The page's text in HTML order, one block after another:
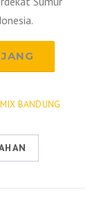
BANDUNG